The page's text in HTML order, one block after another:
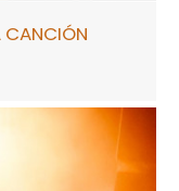
CANCIÓN